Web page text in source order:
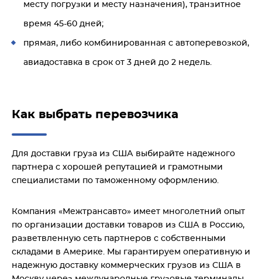
месту погрузки и месту назначения), транзитное
время 45-60 дней;
прямая, либо комбинированная с автоперевозкой,
авиадоставка в срок от 3 дней до 2 недель.
Как выбрать перевозчика
Для доставки груза из США выбирайте надежного
партнера с хорошей репутацией и грамотными
специалистами по таможенному оформлению.
Компания «Межтрансавто» имеет многолетний опыт
по организации доставки товаров из США в Россию,
разветвленную сеть партнеров с собственными
складами в Америке. Мы гарантируем оперативную и
надежную доставку коммерческих грузов из США в